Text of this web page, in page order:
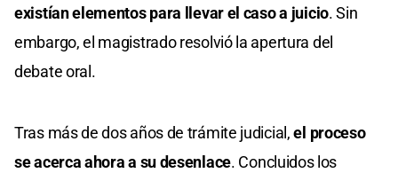
existían elementos para llevar el caso a juicio. Sin
embargo, el magistrado resolvió la apertura del
debate oral.
Tras más de dos años de trámite judicial,el proceso
se acerca ahora a su desenlace. Concluidos los